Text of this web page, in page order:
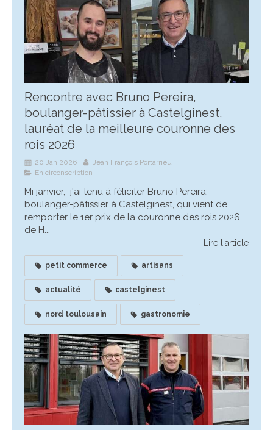
Rencontre avec Bruno Pereira,
boulanger-pâtissier à Castelginest,
lauréat de la meilleure couronne des
rois 2026
20 Jan 2026
Jean François Portarrieu
En circonscription
Mi janvier, j'ai tenu à féliciter Bruno Pereira,
boulanger-pâtissier à Castelginest, qui vient de
remporter le 1er prix de la couronne des rois 2026
de H...
Lire l'article
petit commerce artisans
actualité castelginest
nord toulousain gastronomie